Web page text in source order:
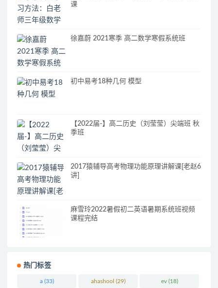
课
徐嘉蔚 2021寒季 高二数学寒假系统班
初中易考18种几何 模型
【2022届-】高二历史（刘莹莹）尖端班 秋
季班
2017猿辅导高考物理功能原理讲解课[老赵6
讲]
麻雪玲2022暑假初二英语暑期系统班视频
课程完结
热门标签
a(33) ahashool (29) ev(18)